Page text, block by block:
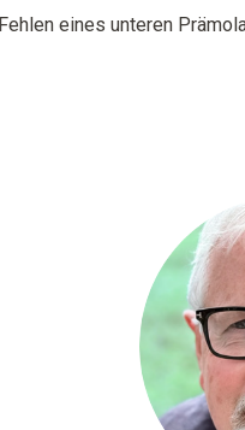
Fehlen eines unteren